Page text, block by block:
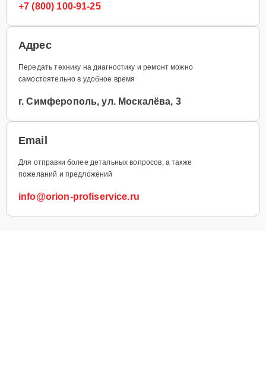
+7 (800) 100-91-25
Адрес
Передать технику на диагностику и ремонт можно
самостоятельно в удобное время
г. Симферополь, ул. Москалёва, 3
Email
Для отправки более детальных вопросов, а также
пожеланий и предложений
info@orion-profiservice.ru